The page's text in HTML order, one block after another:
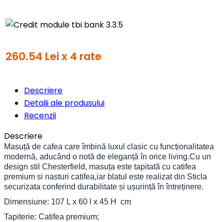
260.54 Lei x 4 rate
Descriere
Detalii ale produsului
Recenzii
Descriere
Masuță de cafea care îmbină luxul clasic cu funcționalitatea
modernă, aducând o notă de eleganță în orice living.Cu un
design stil Chesterfield, masuța este tapitată cu catifea
premium si nasturi catifea,iar b latul este realizat din Sticla
securizata conferind durabilitate și ușurință în întreținere.
Dimensiune: 107 L x 60 l x 45 H cm
Tapiterie: Catifea premium;